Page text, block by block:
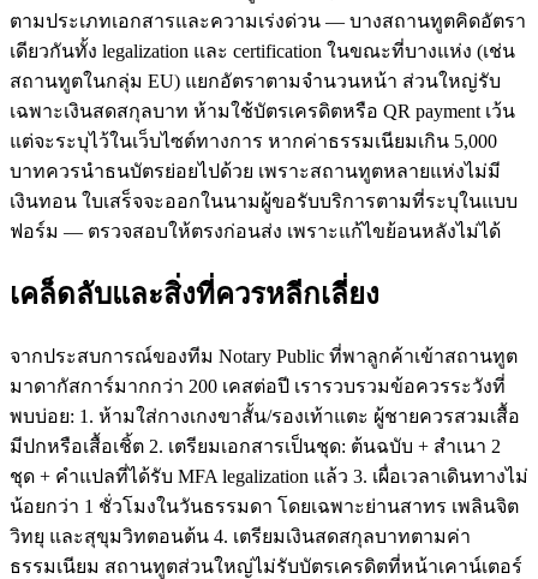
ตามประเภทเอกสารและความเร่งด่วน — บางสถานทูตคิดอัตรา
เดียวกันทั้ง legalization และ certification ในขณะที่บางแห่ง (เช่น
สถานทูตในกลุ่ม EU) แยกอัตราตามจำนวนหน้า ส่วนใหญ่รับ
เฉพาะเงินสดสกุลบาท ห้ามใช้บัตรเครดิตหรือ QR payment เว้น
แต่จะระบุไว้ในเว็บไซต์ทางการ หากค่าธรรมเนียมเกิน 5,000
บาทควรนำธนบัตรย่อยไปด้วย เพราะสถานทูตหลายแห่งไม่มี
เงินทอน ใบเสร็จจะออกในนามผู้ขอรับบริการตามที่ระบุในแบบ
ฟอร์ม — ตรวจสอบให้ตรงก่อนส่ง เพราะแก้ไขย้อนหลังไม่ได้
เคล็ดลับและสิ่งที่ควรหลีกเลี่ยง
จากประสบการณ์ของทีม Notary Public ที่พาลูกค้าเข้าสถานทูต
มาดากัสการ์มากกว่า 200 เคสต่อปี เรารวบรวมข้อควรระวังที่
พบบ่อย: 1. ห้ามใส่กางเกงขาสั้น/รองเท้าแตะ ผู้ชายควรสวมเสื้อ
มีปกหรือเสื้อเชิ้ต 2. เตรียมเอกสารเป็นชุด: ต้นฉบับ + สำเนา 2
ชุด + คำแปลที่ได้รับ MFA legalization แล้ว 3. เผื่อเวลาเดินทางไม่
น้อยกว่า 1 ชั่วโมงในวันธรรมดา โดยเฉพาะย่านสาทร เพลินจิต
วิทยุ และสุขุมวิทตอนต้น 4. เตรียมเงินสดสกุลบาทตามค่า
ธรรมเนียม สถานทูตส่วนใหญ่ไม่รับบัตรเครดิตที่หน้าเคาน์เตอร์